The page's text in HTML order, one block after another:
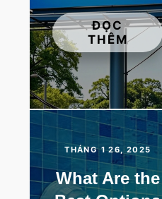
ĐỌC
THÊM
THÁNG 1 26, 2025
What Are the